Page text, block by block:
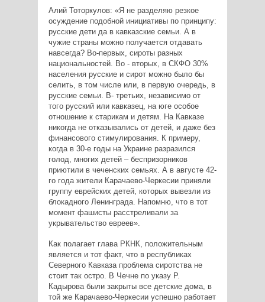
Алий Тоторкулов: «Я не разделяю резкое
осуждение подобной инициативы по принципу:
русские дети да в кавказские семьи. А в
чужие страны можно получается отдавать
навсегда? Во-первых, сироты разных
национальностей. Во - вторых, в СКФО 30%
населения русские и сирот можно было бы
селить, в том числе или, в первую очередь, в
русские семьи. В- третьих, независимо от
того русский или кавказец, на юге особое
отношение к старикам и детям. На Кавказе
никогда не отказывались от детей, и даже без
финансового стимулирования. К примеру,
когда в 30-е годы на Украине разразился
голод, многих детей – беспризорников
приютили в чеченских семьях. А в августе 42-
го года жители Карачаево-Черкесии приняли
группу еврейских детей, которых вывезли из
блокадного Ленинграда. Напомню, что в тот
момент фашисты расстреливали за
укрывательство евреев».
Как полагает глава РКНК, положительным
является и тот факт, что в республиках
Северного Кавказа проблема сиротства не
стоит так остро. В Чечне по указу Р.
Кадырова были закрыты все детские дома, в
той же Карачаево-Черкесии успешно работает